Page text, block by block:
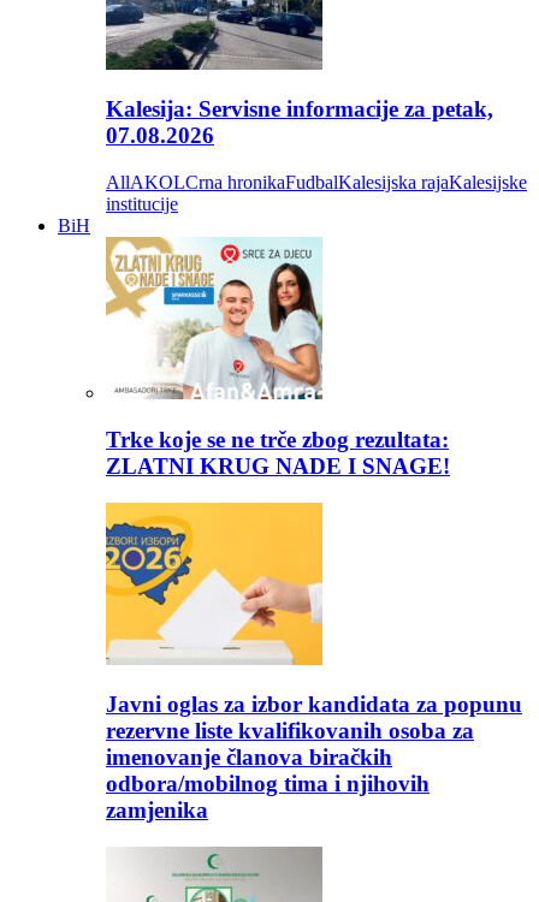
Kalesija: Servisne informacije za petak,
07.08.2026
AllAKOLCrna hronikaFudbalKalesijska rajaKalesijske
institucije
BiH
Trke koje se ne trče zbog rezultata:
ZLATNI KRUG NADE I SNAGE!
Javni oglas za izbor kandidata za popunu
rezervne liste kvalifikovanih osoba za
imenovanje članova biračkih
odbora/mobilnog tima i njihovih
zamjenika